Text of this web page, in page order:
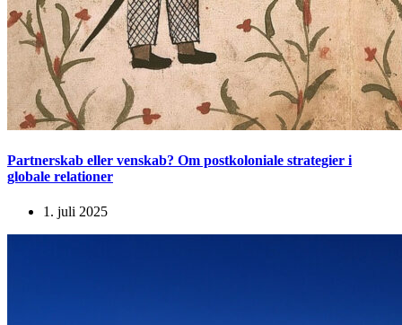
Partnerskab eller venskab? Om postkoloniale strategier i
globale relationer
1. juli 2025